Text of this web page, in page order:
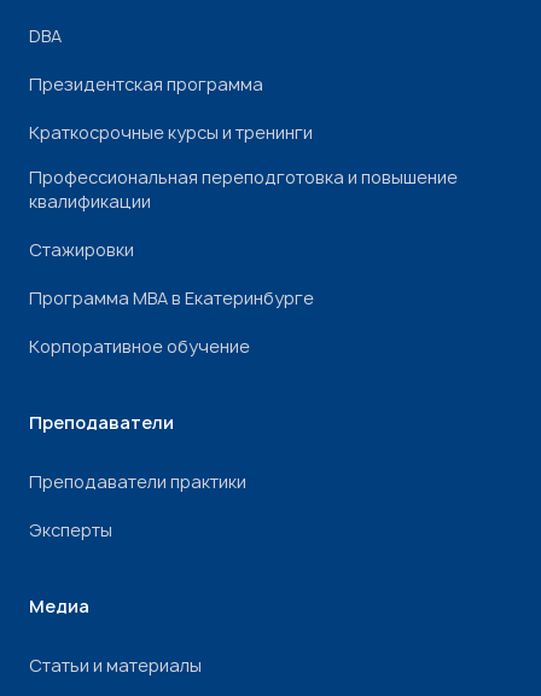
DBA
Президентская программа
Краткосрочные курсы и тренинги
Профессиональная переподготовка и повышение
квалификации
Стажировки
Программа МВА в Екатеринбурге
Корпоративное обучение
Преподаватели
Преподаватели практики
Эксперты
Медиа
Статьи и материалы